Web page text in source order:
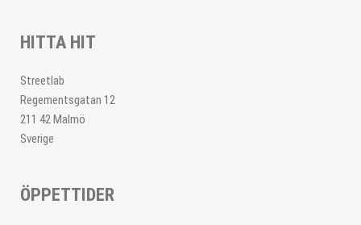
HITTA HIT
Streetlab
Regementsgatan 12
211 42 Malmö
Sverige
ÖPPETTIDER